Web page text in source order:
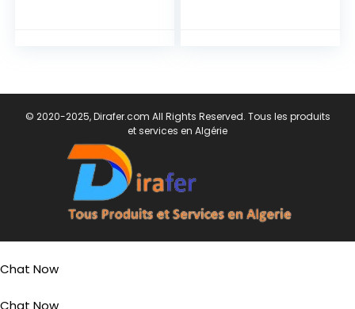
© 2020-2025, Dirafer.com All Rights Reserved. Tous les produits
et services en Algérie
Chat Now
Chat Now